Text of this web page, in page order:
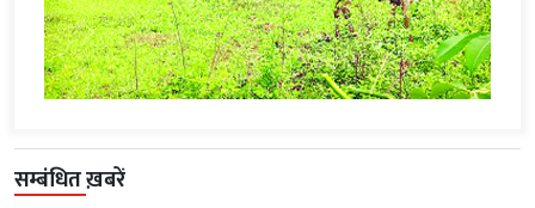
सम्बंधित ख़बरें